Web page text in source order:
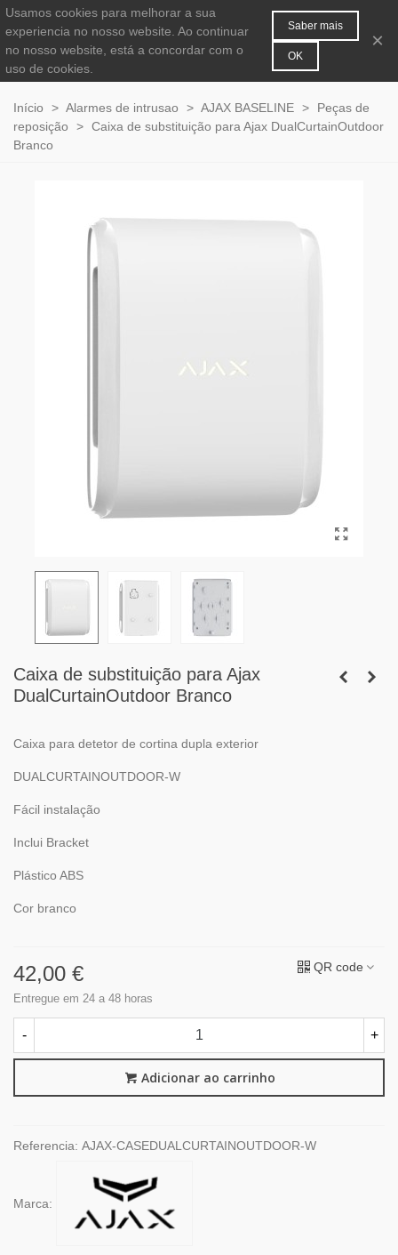
0
Início > Alarmes de intrusao > AJAX BASELINE >
Peças de
reposição
> Caixa de substituição para Ajax DualCurtainOutdoor
Branco
Caixa de substituição para Ajax
DualCurtainOutdoor Branco
Caixa para detetor de cortina dupla exterior
DUALCURTAINOUTDOOR-W
Fácil instalação
Inclui Bracket
Plástico ABS
Cor branco
42,00 €
Entregue em 24 a 48 horas
QR code
- +
Adicionar ao carrinho
Referencia: AJAX-CASEDUALCURTAINOUTDOOR-W
Marca:
Usamos cookies para melhorar a sua
experiencia no nosso website. Ao continuar
no nosso website, está a concordar com o
uso de cookies.
Saber mais
OK
×